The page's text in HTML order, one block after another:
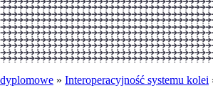
» Interoperacyjność systemu kolei